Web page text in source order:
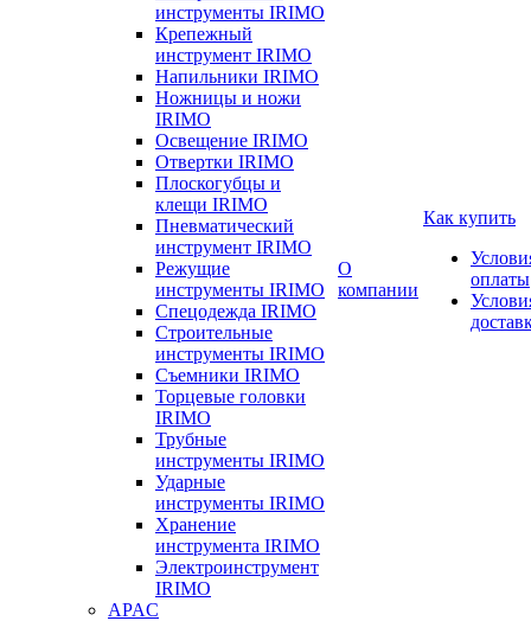
инструменты IRIMO
Крепежный
инструмент IRIMO
Напильники IRIMO
Ножницы и ножи
IRIMO
Освещение IRIMO
Отвертки IRIMO
Плоскогубцы и
клещи IRIMO
Пневматический
инструмент IRIMO
Режущие
инструменты IRIMO
Спецодежда IRIMO
Строительные
инструменты IRIMO
Съемники IRIMO
Торцевые головки
IRIMO
Трубные
инструменты IRIMO
Ударные
инструменты IRIMO
Хранение
инструмента IRIMO
Электроинструмент
IRIMO
APAC
О
компании
Как купить
оплаты